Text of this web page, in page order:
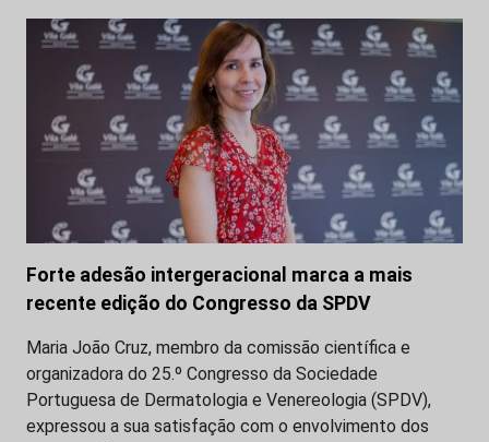
Forte adesão intergeracional marca a mais
recente edição do Congresso da SPDV
Maria João Cruz, membro da comissão científica e
organizadora do 25.º Congresso da Sociedade
Portuguesa de Dermatologia e Venereologia (SPDV),
expressou a sua satisfação com o envolvimento dos